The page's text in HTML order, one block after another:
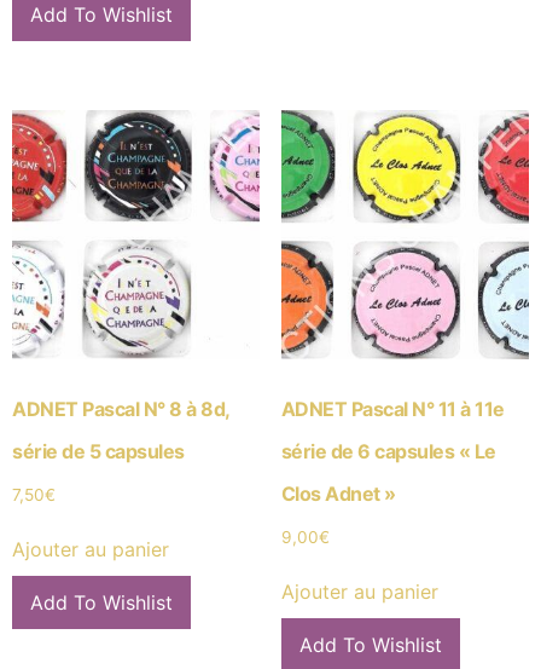
Add To Wishlist
ADNET Pascal N° 8 à 8d,
série de 5 capsules
7,50€
Ajouter au panier
Add To Wishlist
ADNET Pascal N° 11 à 11e
série de 6 capsules « Le
Clos Adnet »
9,00€
Ajouter au panier
Add To Wishlist